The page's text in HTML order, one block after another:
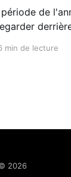
de
et je vais
min de lecture
2026